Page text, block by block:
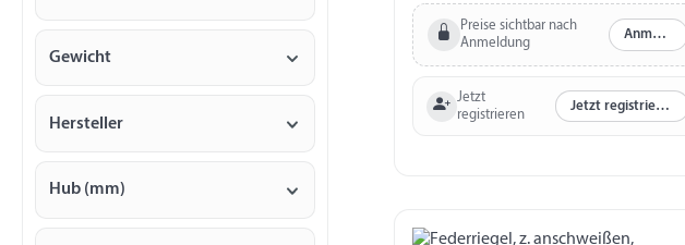
Gewicht
Hersteller
Hub (mm)
Preise sichtbar nach
Anmeldung
Anmelden
Jetzt
registrieren
Jetzt registrieren